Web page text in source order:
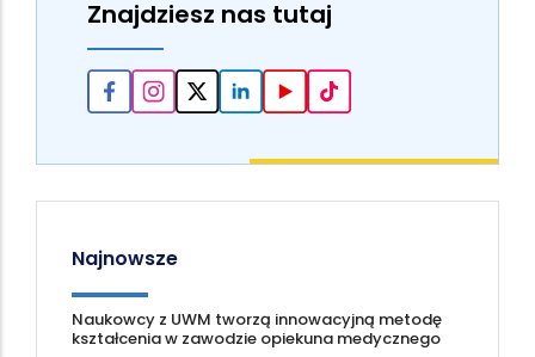
Znajdziesz nas tutaj
Najnowsze
Naukowcy z UWM tworzą innowacyjną metodę
kształcenia w zawodzie opiekuna medycznego